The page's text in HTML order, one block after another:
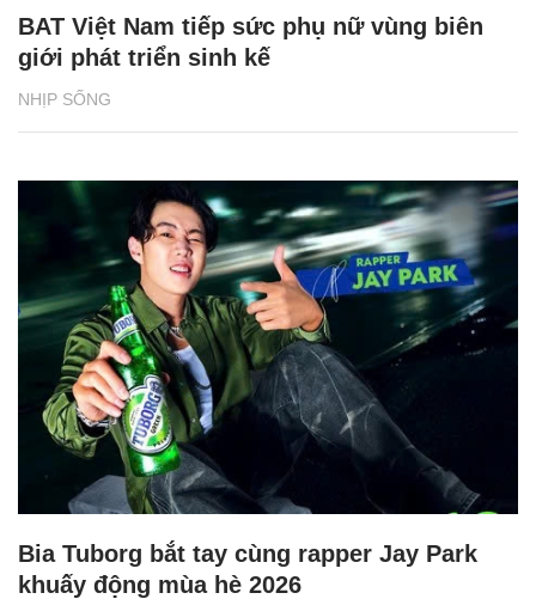
NHỊP SỐNG
BAT Việt Nam tiếp sức phụ nữ vùng biên
giới phát triển sinh kế
Bia Tuborg bắt tay cùng rapper Jay Park
khuấy động mùa hè 2026